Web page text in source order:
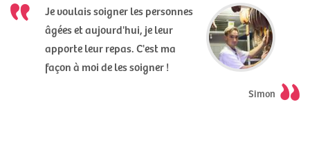
Je voulais soigner les personnes
âgées et aujourd'hui, je leur
apporte leur repas. C'est ma
façon à moi de les soigner !
Simon